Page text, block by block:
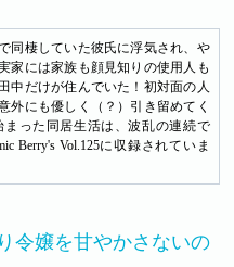
同棲していた彼氏に浮気され、や
家には家族も顔見知りの使用人も
中だけが住んでいた！初対面の人
にも優しく（？）引き留めてく
った同居生活は、波乱の連続で
Berry's Vol.125に収録されていま
令嬢を甘やかさないの